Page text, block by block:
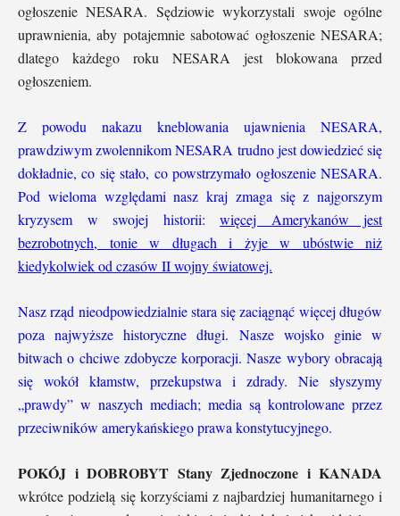
ogłoszenie NESARA. Sędziowie wykorzystali swoje ogólne
uprawnienia, aby potajemnie sabotować ogłoszenie NESARA;
dlatego każdego roku NESARA jest blokowana przed
ogłoszeniem.
Z powodu nakazu kneblowania ujawnienia NESARA,
prawdziwym zwolennikom NESARA trudno jest dowiedzieć się
dokładnie, co się stało, co powstrzymało ogłoszenie NESARA.
Pod wieloma względami nasz kraj zmaga się z najgorszym
kryzysem w swojej historii: więcej Amerykanów jest
bezrobotnych, tonie w długach i żyje w ubóstwie niż
kiedykolwiek od czasów II wojny światowej.
Nasz rząd nieodpowiedzialnie stara się zaciągnąć więcej długów
poza najwyższe historyczne długi. Nasze wojsko ginie w
bitwach o chciwe zdobycze korporacji. Nasze wybory obracają
się wokół kłamstw, przekupstwa i zdrady. Nie słyszymy
„prawdy” w naszych mediach; media są kontrolowane przez
przeciwników amerykańskiego prawa konstytucyjnego.
POKÓJ i DOBROBYT Stany Zjednoczone i KANADA
wkrótce podzielą się korzyściami z najbardziej humanitarnego i